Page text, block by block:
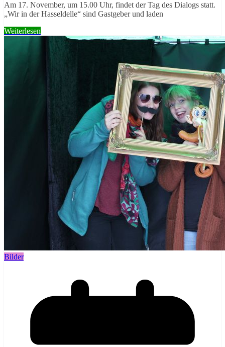
Am 17. November, um 15.00 Uhr, findet der Tag des Dialogs statt.
„Wir in der Hasseldelle“ sind Gastgeber und laden
Weiterlesen
Bilder